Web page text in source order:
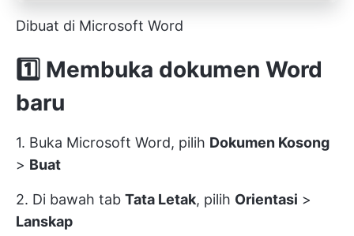
Dibuat di Microsoft Word
1️⃣ Membuka dokumen Word
baru
1. Buka Microsoft Word, pilih Dokumen Kosong
> Buat
2. Di bawah tab Tata Letak, pilih Orientasi >
Lanskap